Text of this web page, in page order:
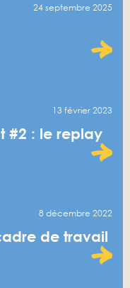
24 septembre 2025
#2 : le replay
13 février 2023
de travail
8 décembre 2022